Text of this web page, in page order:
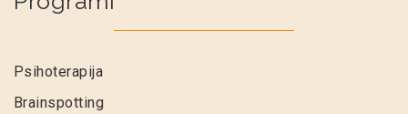
Psihoterapija
Brainspotting